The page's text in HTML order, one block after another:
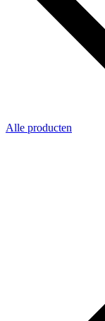
Alle producten